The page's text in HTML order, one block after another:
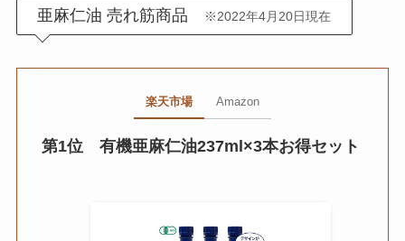
亜麻仁油 売れ筋商品 ※2022年4月20日現在
楽天市場 Amazon
第1位 有機亜麻仁油237ml×3本お得セット